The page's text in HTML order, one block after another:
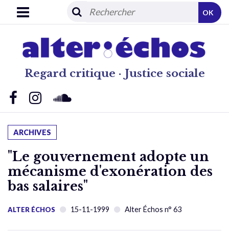
Regard critique · Justice sociale
OK
ARCHIVES
"Le gouvernement adopte un
mécanisme d'exonération des
bas salaires"
ALTER ÉCHOS 15-11-1999 Alter Échos n° 63